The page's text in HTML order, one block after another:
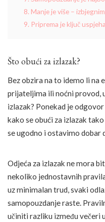
8. Manje je više –
9. Priprema je ključ uspjeha
Što obući za izlazak?
Bez obzira na to idemo li na
prijateljima ili noćni provod,
izlazak? Ponekad je
kako se obući za izlazak
se ugodno i ostavimo dobar
Odjeća za izlazak ne mora
nekoliko jednostavnih
uz minimalan trud, svaki
samopouzdanje raste.
učiniti razliku između večeri